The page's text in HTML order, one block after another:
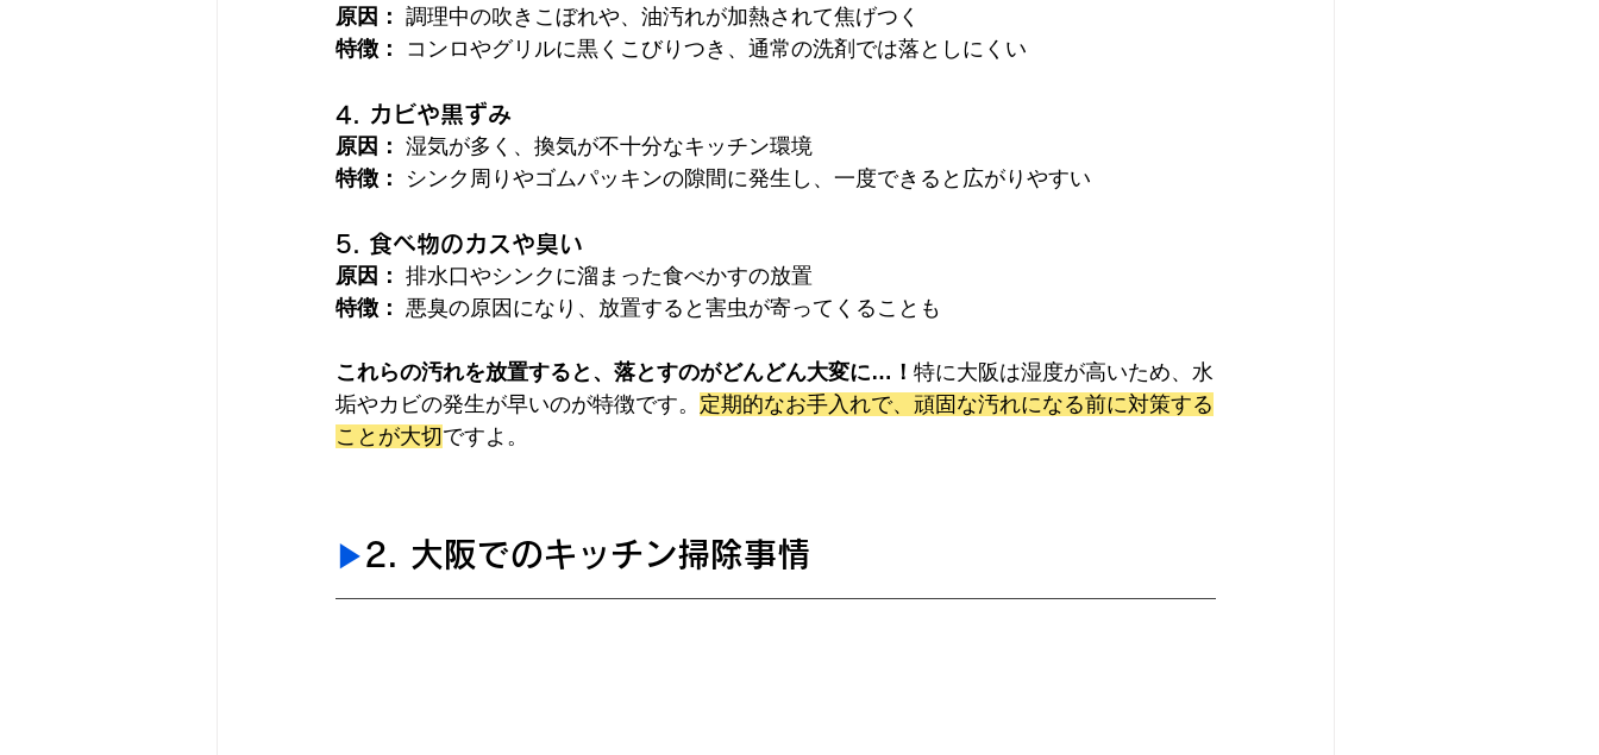
原因： 調理中の吹きこぼれや、油汚れが加熱されて焦げつく
特徴：
コンロやグリルに黒くこびりつき、通常の洗剤では落としにくい
4. カビや黒ずみ
原因： 湿気が多く、換気が不十分なキッチン環境
特徴：
シンク周りやゴムパッキンの隙間に発生し、一度できると広がりやすい
5. 食べ物のカスや臭い
原因： 排水口やシンクに溜まった食べかすの放置
特徴：
悪臭の原因になり、放置すると害虫が寄ってくることも
これらの汚れを放置すると、落とすのがどんどん大変に…！ 特に大阪は湿度が高いため、水
垢やカビの発生が早いのが特徴です。 定期的なお手入れで、頑固な汚れになる前に対策する
ことが大切ですよ。
▶︎ 2. 大阪でのキッチン掃除事情